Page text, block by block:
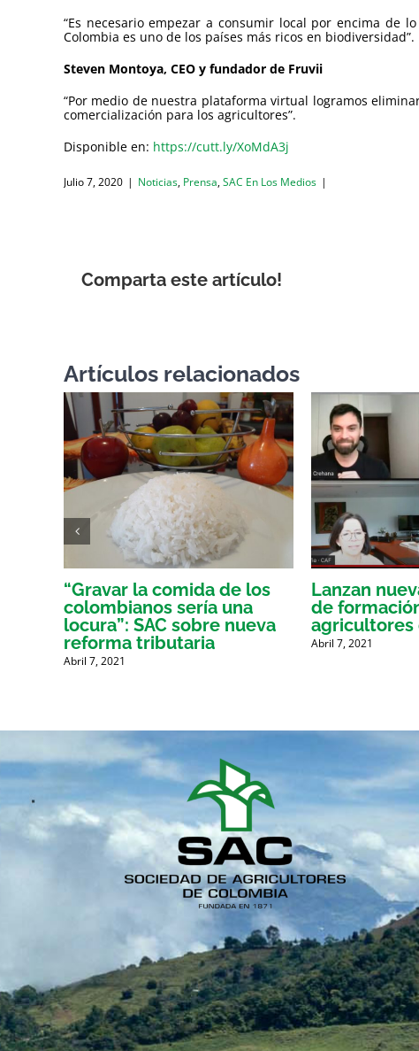
“Es necesario empezar a consumir local por encima de
Colombia es uno de los países más ricos en biodiversidad”.
Steven Montoya, CEO y fundador de Fruvii
“Por medio de nuestra plataforma virtual logramos
comercialización para los agricultores”.
Disponible en: https://cutt.ly/XoMdA3j
Julio 7, 2020 | Noticias, Prensa,SAC En Los Medios |
Comparta este artículo!
Artículos relacionados
“Gravar la comida de los
colombianos sería una
locura”: SAC sobre nueva
reforma tributaria
Abril 7, 2021
Lanzan
de
agricultores
Abril 7, 2021